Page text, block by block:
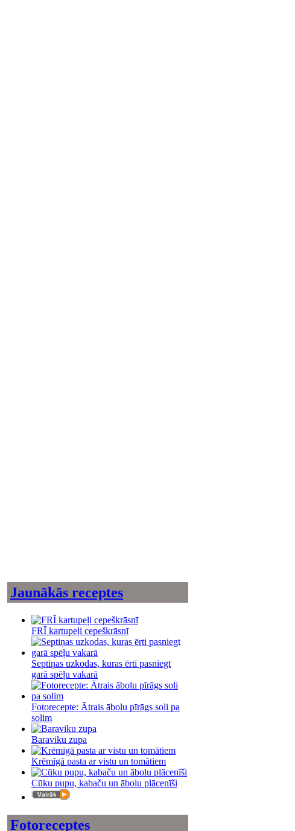
Jaunākās receptes
FRĪ kartupeļi cepeškrāsnī
Septiņas uzkodas, kuras ērti pasniegt
garā spēļu vakarā
Fotorecepte: Ātrais ābolu pīrāgs soli pa
solim
Baraviku zupa
Krēmīgā pasta ar vistu un tomātiem
Cūku pupu, kabaču un ābolu plācenīši
Fotoreceptes